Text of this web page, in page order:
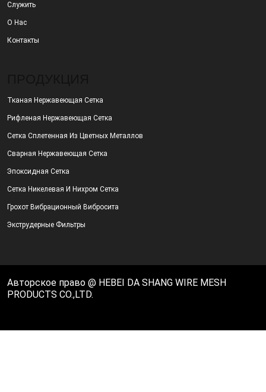
Служить
О Нас
Контакты
Тканая Нержавеющая Сетка
Рифленая Нержавеющая Сетка
Сетка Сплетенная Из Цветных Металлов
Сварная Нержавеющая Сетка
Эпоксидная Сетка
Сетка Никелевая И Нихром Сетка
Грохот Вибрационный Вибросита
Экструдерные Фильтры
Авторское право @ HEBEI DA SHANG WIRE MESH
PRODUCTS CO.,LTD.